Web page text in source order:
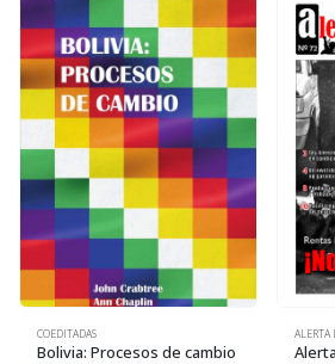
COEDITADAS
Bolivia: Procesos de cambio
ALERTA